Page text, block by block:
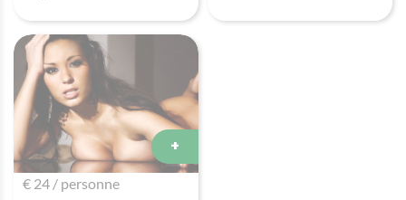
+
€ 24 / personne